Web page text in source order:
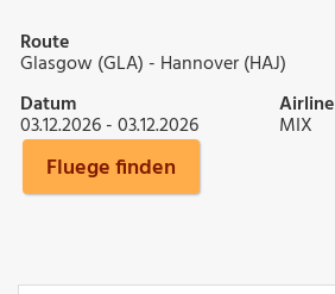
Route
Glasgow (GLA) - Hannover (HAJ)
Datum
03.12.2026 - 03.12.2026
Airline
MIX
Fluege finden